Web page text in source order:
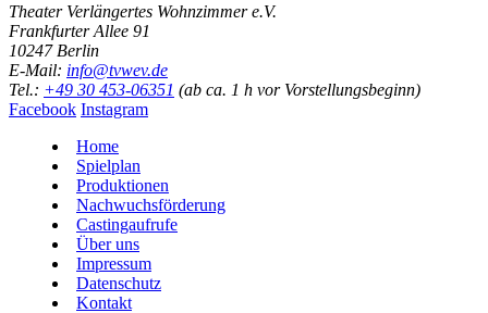
Theater Verlängertes Wohnzimmer e.V.
Frankfurter Allee 91
10247 Berlin
E-Mail: info@tvwev.de
Tel.: +49 30 453-06351 (ab ca. 1 h vor Vorstellungsbeginn)
Facebook Instagram
Home
Spielplan
Produktionen
Nachwuchsförderung
Castingaufrufe
Über uns
Impressum
Datenschutz
Kontakt